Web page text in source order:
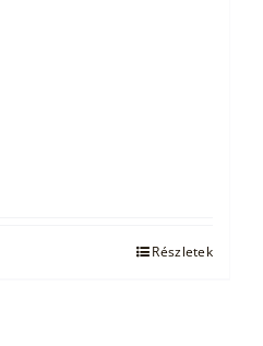
Részletek